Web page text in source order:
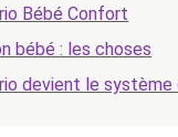
Bébé Confort
bébé : les choses
devient le système